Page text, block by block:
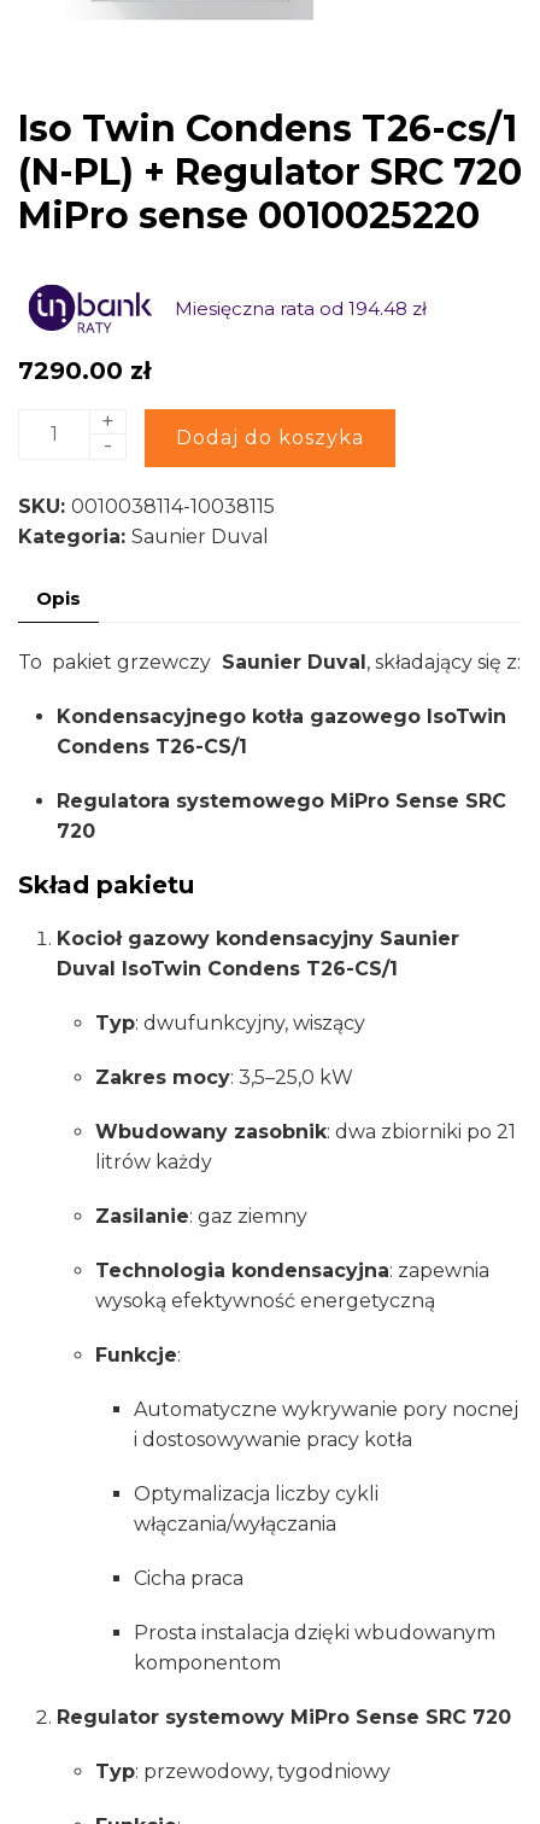
Iso Twin Condens T26-cs/1
(N-PL) + Regulator SRC 720
MiPro sense 0010025220
Miesięczna rata od 194.48 zł
7290.00 zł
ilość
Condens
T26-
(N-
+
SRC
sense
0010025220
+
-
Dodaj do koszyka
Alternative:
SKU: 0010038114-10038115
Kategoria: Saunier Duval
Opis
To pakiet grzewczy Saunier Duval, składający się z:
Kondensacyjnego kotła gazowego IsoTwin
Condens T26-CS/1
Regulatora systemowego MiPro Sense SRC
720
Skład pakietu
Kocioł gazowy kondensacyjny Saunier
Duval IsoTwin Condens T26-CS/1
Typ: dwufunkcyjny, wiszący
Zakres mocy: 3,5–25,0 kW
Wbudowany zasobnik: dwa zbiorniki po 21
litrów każdy
Zasilanie: gaz ziemny
Technologia kondensacyjna: zapewnia
wysoką efektywność energetyczną
Funkcje:
Automatyczne wykrywanie pory nocnej
i dostosowywanie pracy kotła
Optymalizacja liczby cykli
włączania/wyłączania
Cicha praca
Prosta instalacja dzięki wbudowanym
komponentom
Regulator systemowy MiPro Sense SRC 720
Typ: przewodowy, tygodniowy